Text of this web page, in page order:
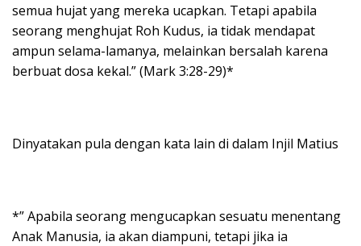
semua hujat yang mereka ucapkan. Tetapi apabila
seorang menghujat Roh Kudus, ia tidak mendapat
ampun selama-lamanya, melainkan bersalah karena
berbuat dosa kekal.” (Mark 3:28-29)*
Dinyatakan pula dengan kata lain di dalam Injil Matius
*” Apabila seorang mengucapkan sesuatu menentang
Anak Manusia, ia akan diampuni, tetapi jika ia